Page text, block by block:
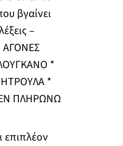
βγαίνει
–
ΑΓΟΝΕΣ
*
*
ΠΛΗΡΩΝΩ
επιπλέον